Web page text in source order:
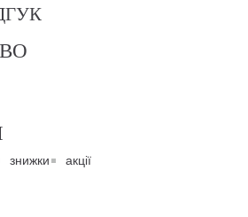
знижки акції